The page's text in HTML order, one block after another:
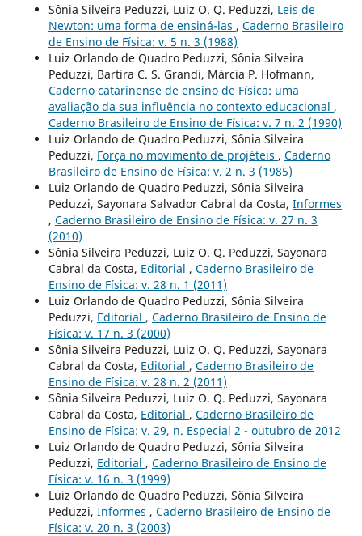
Sônia Silveira Peduzzi, Luiz O. Q. Peduzzi, Leis de
Newton: uma forma de ensiná-las , Caderno Brasileiro
de Ensino de Física: v. 5 n. 3 (1988)
Luiz Orlando de Quadro Peduzzi, Sônia Silveira
Peduzzi, Bartira C. S. Grandi, Márcia P. Hofmann,
Caderno catarinense de ensino de Física: uma
avaliação da sua influência no contexto educacional ,
Caderno Brasileiro de Ensino de Física: v. 7 n. 2 (1990)
Luiz Orlando de Quadro Peduzzi, Sônia Silveira
Peduzzi, Força no movimento de projéteis , Caderno
Brasileiro de Ensino de Física: v. 2 n. 3 (1985)
Luiz Orlando de Quadro Peduzzi, Sônia Silveira
Peduzzi, Sayonara Salvador Cabral da Costa, Informes
, Caderno Brasileiro de Ensino de Física: v. 27 n. 3
(2010)
Sônia Silveira Peduzzi, Luiz O. Q. Peduzzi, Sayonara
Cabral da Costa, Editorial , Caderno Brasileiro de
Ensino de Física: v. 28 n. 1 (2011)
Luiz Orlando de Quadro Peduzzi, Sônia Silveira
Peduzzi, Editorial , Caderno Brasileiro de Ensino de
Física: v. 17 n. 3 (2000)
Sônia Silveira Peduzzi, Luiz O. Q. Peduzzi, Sayonara
Cabral da Costa, Editorial , Caderno Brasileiro de
Ensino de Física: v. 28 n. 2 (2011)
Sônia Silveira Peduzzi, Luiz O. Q. Peduzzi, Sayonara
Cabral da Costa, Editorial , Caderno Brasileiro de
Ensino de Física: v. 29, n. Especial 2 - outubro de 2012
Luiz Orlando de Quadro Peduzzi, Sônia Silveira
Peduzzi, Editorial , Caderno Brasileiro de Ensino de
Física: v. 16 n. 3 (1999)
Luiz Orlando de Quadro Peduzzi, Sônia Silveira
Peduzzi, Informes , Caderno Brasileiro de Ensino de
Física: v. 20 n. 3 (2003)